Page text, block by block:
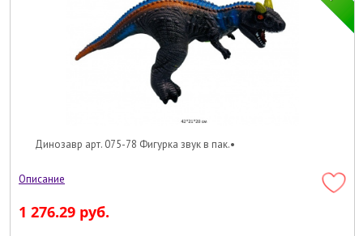
Динозавр арт. 075-78 Фигурка звук в пак.•
1 276.29 руб.